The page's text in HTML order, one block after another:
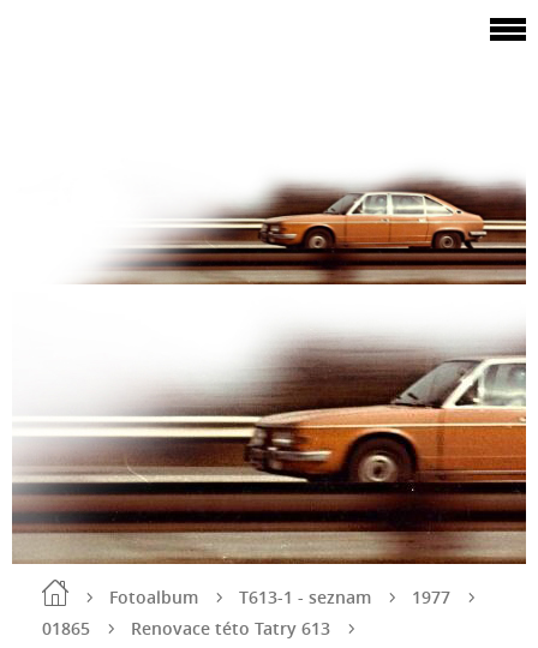
Fotoalbum T613-1 - seznam
1977
01865
Renovace této Tatry 613